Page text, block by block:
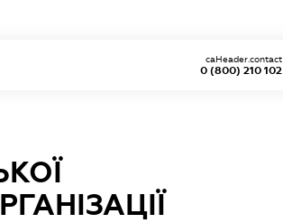
0 (800) 210 102
caHeader.contact